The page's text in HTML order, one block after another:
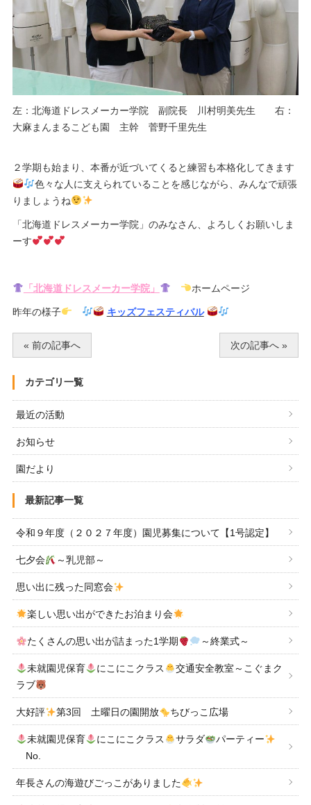
左：北海道ドレスメーカー学院 副院長 川村明美先生 右：
大麻まんまるこども園 主幹 菅野千里先生
２学期も始まり、本番が近づいてくると練習も本格化してきます
色々な人に支えられていることを感じながら、みんなで頑張
りましょうね
「北海道ドレスメーカー学院」のみなさん、よろしくお願いしま
ーす
「北海道ドレスメーカー学院」 ホームページ
昨年の様子 キッズフェスティバル
« 前の記事へ 次の記事へ »
カテゴリ一覧
最近の活動
お知らせ
園だより
最新記事一覧
令和９年度（２０２７年度）園児募集について【1号認定】
七夕会 ～乳児部～
思い出に残った同窓会
楽しい思い出ができたお泊まり会
たくさんの思い出が詰まった1学期 ～終業式～
未就園児保育 にこにこクラス
交通安全教室～こぐまク
ラブ
大好評 第3回 土曜日の園開放 ちびっこ広場
未就園児保育 にこにこクラス サラダ
パーティー
No.
年長さんの海遊びごっこがありました